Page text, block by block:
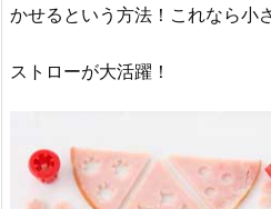
かせるという方法！これなら小
ストローが大活躍！